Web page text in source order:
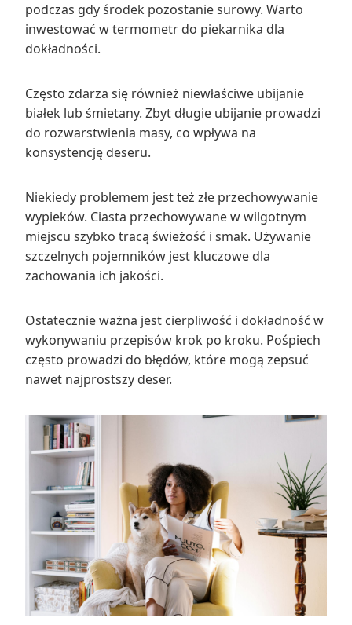
podczas gdy środek pozostanie surowy. Warto
inwestować w termometr do piekarnika dla
dokładności.
Często zdarza się również niewłaściwe ubijanie
białek lub śmietany. Zbyt długie ubijanie prowadzi
do rozwarstwienia masy, co wpływa na
konsystencję deseru.
Niekiedy problemem jest też złe przechowywanie
wypieków. Ciasta przechowywane w wilgotnym
miejscu szybko tracą świeżość i smak. Używanie
szczelnych pojemników jest kluczowe dla
zachowania ich jakości.
Ostatecznie ważna jest cierpliwość i dokładność w
wykonywaniu przepisów krok po kroku. Pośpiech
często prowadzi do błędów, które mogą zepsuć
nawet najprostszy deser.